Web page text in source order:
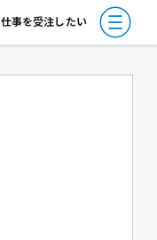
仕事を受注したい